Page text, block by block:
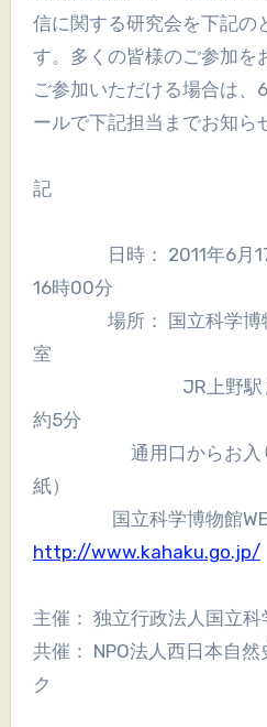
信に関する研究会を下記の
す。多くの皆様のご参加を
ご参加いただける場合は、
ールで下記担当までお知ら
記
日時： 2011年6月17
16時00分
場所： 国立科学博物
室
JR上野駅または
約5分
通用口からお入り下
紙）
国立科学博物館WEB
http://www.kahaku.go.jp/
主催： 独立行政法人国立科
共催： NPO法人西日本自
ク